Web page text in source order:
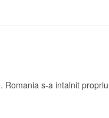
s-a intalnit